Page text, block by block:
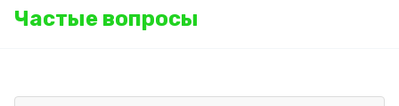
Частые вопросы